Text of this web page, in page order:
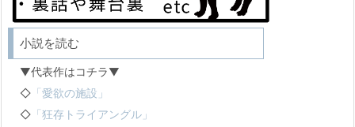
小説を読む
▼代表作はコチラ▼
◇ 「愛欲の施設」
◇ 「狂存トライアングル」